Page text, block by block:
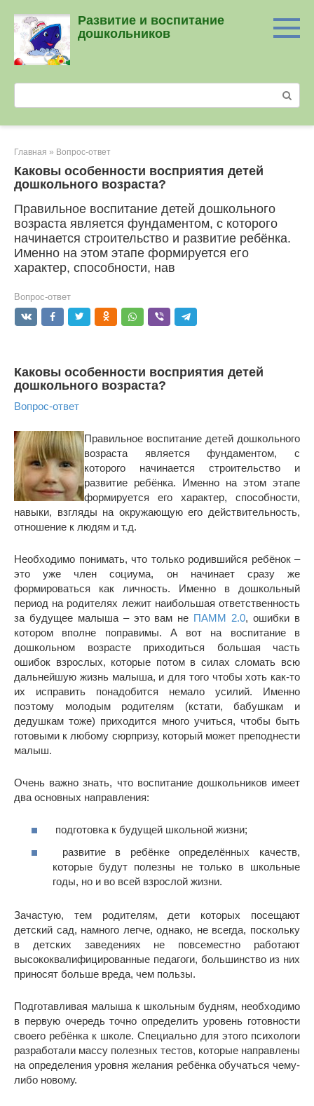
контенту
Развитие и воспитание
дошкольников
Главная » Вопрос-ответ
Каковы особенности восприятия детей
дошкольного возраста?
Правильное воспитание детей дошкольного
возраста является фундаментом, с которого
начинается строительство и развитие ребёнка.
Именно на этом этапе формируется его
характер, способности, нав
Вопрос-ответ
Каковы особенности восприятия детей
дошкольного возраста?
Вопрос-ответ
Правильное воспитание детей дошкольного
возраста является фундаментом, с
которого начинается строительство и
развитие ребёнка. Именно на этом этапе
формируется его характер, способности,
навыки, взгляды на окружающую его действительность,
отношение к людям и т.д.
Необходимо понимать, что только родившийся ребёнок –
это уже член социума, он начинает сразу же
формироваться как личность. Именно в дошкольный
период на родителях лежит наибольшая ответственность
за будущее малыша – это вам не ПАММ 2.0, ошибки в
котором вполне поправимы. А вот на воспитание в
дошкольном возрасте приходиться большая часть
ошибок взрослых, которые потом в силах сломать всю
дальнейшую жизнь малыша, и для того чтобы хоть как-то
их исправить понадобится немало усилий. Именно
поэтому молодым родителям (кстати, бабушкам и
дедушкам тоже) приходится много учиться, чтобы быть
готовыми к любому сюрпризу, который может преподнести
малыш.
Очень важно знать, что воспитание дошкольников имеет
два основных направления:
подготовка к будущей школьной жизни;
развитие в ребёнке определённых качеств,
которые будут полезны не только в школьные
годы, но и во всей взрослой жизни.
Зачастую, тем родителям, дети которых посещают
детский сад, намного легче, однако, не всегда, поскольку
в детских заведениях не повсеместно работают
высококвалифицированные педагоги, большинство из них
приносят больше вреда, чем пользы.
Подготавливая малыша к школьным будням, необходимо
в первую очередь точно определить уровень готовности
своего ребёнка к школе. Специально для этого психологи
разработали массу полезных тестов, которые направлены
на определения уровня желания ребёнка обучаться чему-
либо новому.